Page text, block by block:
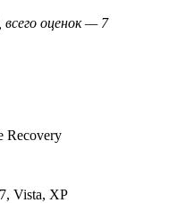
оценок — 7
Recovery
Vista, XP